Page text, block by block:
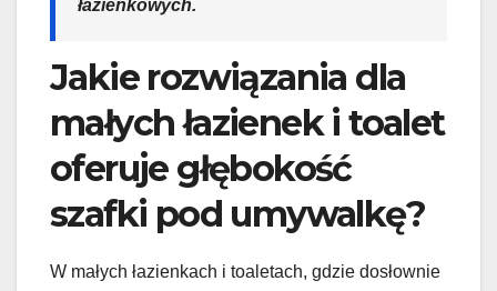
łazienkowych.
Jakie rozwiązania dla
małych łazienek i toalet
oferuje głębokość
szafki pod umywalkę?
W małych łazienkach i toaletach, gdzie dosłownie